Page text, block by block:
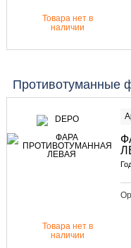
Товара нет в
наличии
Противотуманные
Товара нет в
наличии